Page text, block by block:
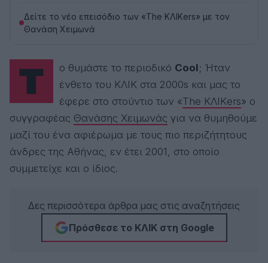
Δείτε το νέο επεισόδιο των «The ΚΛΙΚers» με τον
Θανάση Χειμωνά
Το θυμάστε το περιοδικό Cool; Ήταν
ένθετο του ΚΛΙΚ στα 2000s και μας το
έφερε στο στούντιο των «The ΚΛΙΚers» ο
συγγραφέας Θανάσης Χειμωνάς για να θυμηθούμε
μαζί του ένα αφιέρωμα με τους πιο περιζήτητους
άνδρες της Αθήνας, εν έτει 2001, στο οποίο
συμμετείχε και ο ίδιος.
Δες περισσότερα άρθρα μας στις αναζητήσεις
Πρόσθεσε το ΚΛΙΚ στη Google